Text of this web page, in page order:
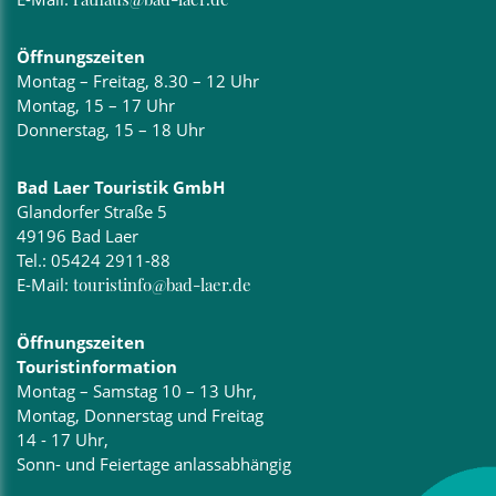
Öffnungszeiten
Montag – Freitag, 8.30 – 12 Uhr
Montag, 15 – 17 Uhr
Donnerstag, 15 – 18 Uhr
Bad Laer Touristik GmbH
Glandorfer Straße 5
49196 Bad Laer
Tel.: 05424 2911-88
E-Mail: touristinfo@bad-laer.de
Öffnungszeiten
Touristinformation
Montag – Samstag 10 – 13 Uhr,
Montag, Donnerstag und Freitag
14 - 17 Uhr,
Sonn- und Feiertage anlassabhängig